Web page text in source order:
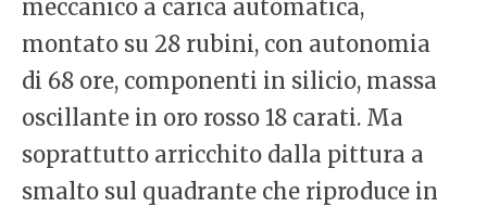
meccanico a carica automatica,
montato su 28 rubini, con autonomia
di 68 ore, componenti in silicio, massa
oscillante in oro rosso 18 carati. Ma
soprattutto arricchito dalla pittura a
smalto sul quadrante che riproduce in